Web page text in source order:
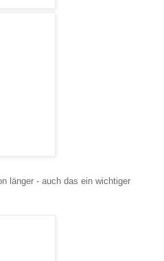
länger - auch das ein wichtiger